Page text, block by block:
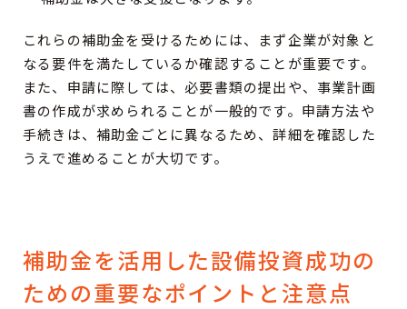
これらの補助金を受けるためには、まず企業が対象と
なる要件を満たしているか確認することが重要です。
また、申請に際しては、必要書類の提出や、事業計画
書の作成が求められることが一般的です。申請方法や
手続きは、補助金ごとに異なるため、詳細を確認した
うえで進めることが大切です。
補助金を活用した設備投資成功の
ための重要なポイントと注意点